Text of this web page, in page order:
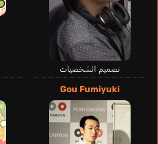
تصميم الشخصيات
Gou Fumiyuki
Hirose Yuuya